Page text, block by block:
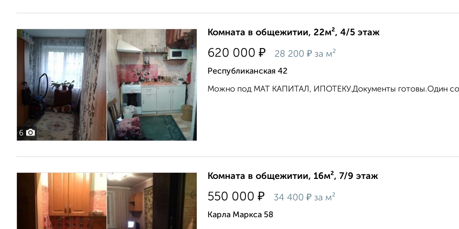
6
Комната в общежитии, 22м², 4/5 этаж
620 000 ₽ 28 200 ₽ за м²
Республиканская 42
Можно под МАТ КАПИТАЛ, ИПОТЕКУ.Документы готовы.Один
Комната в общежитии, 16м², 7/9 этаж
550 000 ₽ 34 400 ₽ за м²
Карла Маркса 58